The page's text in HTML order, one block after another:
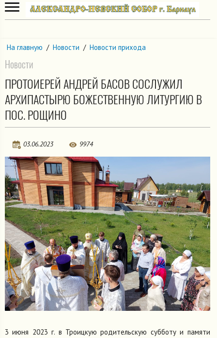
На главную / Новости / Новости прихода
Новости
ПРОТОИЕРЕЙ АНДРЕЙ БАСОВ СОСЛУЖИЛ
АРХИПАСТЫРЮ БОЖЕСТВЕННУЮ ЛИТУРГИЮ В
ПОС. РОЩИНО
03.06.2023 9974
3 июня 2023 г. в Троицкую родительскую субботу и памяти